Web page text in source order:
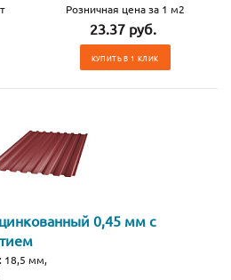
Розничная цена за 1 м2
23.37 руб.
КУПИТЬ В 1 КЛИК
0,45 мм с
18,5 мм,